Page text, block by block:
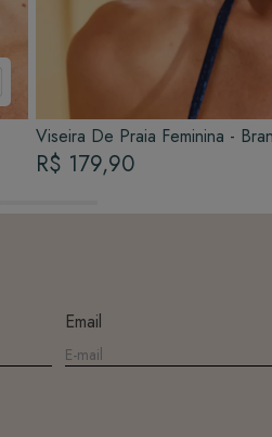
Viseira De Praia Feminina -
R$ 179,90
Email